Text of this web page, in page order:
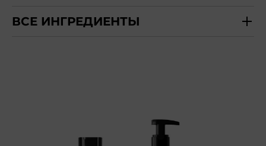
ВСЕ ИНГРЕДИЕНТЫ